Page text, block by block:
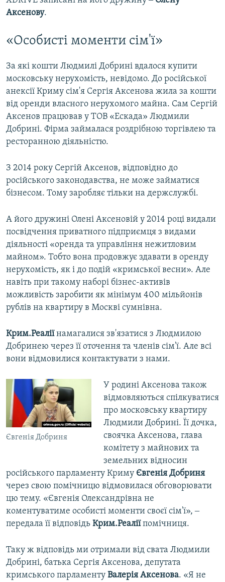
Аксенову.
«Особисті моменти сім'ї»
За які кошти Людмилі Добрині вдалося купити
московську нерухомість, невідомо. До російської
анексії Криму сім'я Сергія Аксенова жила за кошти
від оренди власного нерухомого майна. Сам Сергій
Аксенов працював у ТОВ «Ескада» Людмили
Добрині. Фірма займалася роздрібною торгівлею та
ресторанною діяльністю.
З 2014 року Сергій Аксенов, відповідно до
російського законодавства, не може займатися
бізнесом. Тому заробляє тільки на держслужбі.
А його дружині Олені Аксеновій у 2014 році видали
посвідчення приватного підприємця з видами
діяльності «оренда та управління нежитловим
майном». Тобто вона продовжує здавати в оренду
нерухомість, як і до подій «кримської весни». Але
навіть при такому наборі бізнес-активів
можливість заробити як мінімум 400 мільйонів
рублів на квартиру в Москві сумнівна.
Крим.Реаліїнамагалися зв'язатися з Людмилою
Добринею через її оточення та членів сім'ї. Але всі
вони відмовилися контактувати з нами.
Євгенія Добриня
У родині Аксенова також
відмовляються спілкуватися
про московську квартиру
Людмили Добрині. Її дочка,
своячка Аксенова, глава
комітету з майнових та
земельних відносин
російського парламенту Криму Євгенія Добриня
через свою помічницю відмовилася обговорювати
цю тему. «Євгенія Олександрівна не
коментуватиме особисті моменти своєї сім'ї», ‒
передала її відповідь Крим.Реаліїпомічниця.
Таку ж відповідь ми отримали від свата Людмили
Добрині, батька Сергія Аксенова, депутата
кримського парламенту Валерія Аксенова. «Я не